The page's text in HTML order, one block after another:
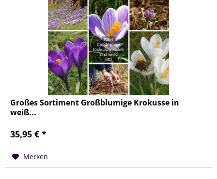
Großes Sortiment Großblumige Krokusse in
weiß...
35,95 € *
Merken